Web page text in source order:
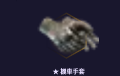
★ 機車手套